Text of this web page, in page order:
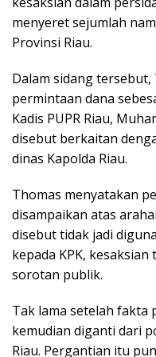
p
p
o
k
m
menyeret sejumlah
Provinsi Riau.
Dalam sidang
permintaan dana
Kadis PUPR Riau,
disebut berkaitan
dinas Kapolda Riau.
Thomas menyatakan
disampaikan atas
disebut tidak jadi
kepada KPK,
sorotan publik.
Tak lama setelah fakta
kemudian diganti dari
Riau. Pergantian itu